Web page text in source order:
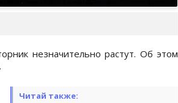
незначительно растут. Об этом
Читай также: